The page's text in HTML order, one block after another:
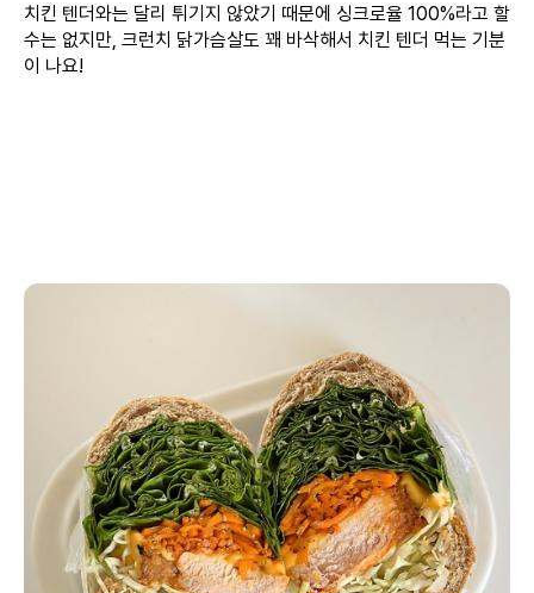
치킨 텐더와는 달리 튀기지 않았기 때문에 싱크로율 100%라고 할
수는 없지만, 크런치 닭가슴살도 꽤 바삭해서 치킨 텐더 먹는 기분
이 나요!